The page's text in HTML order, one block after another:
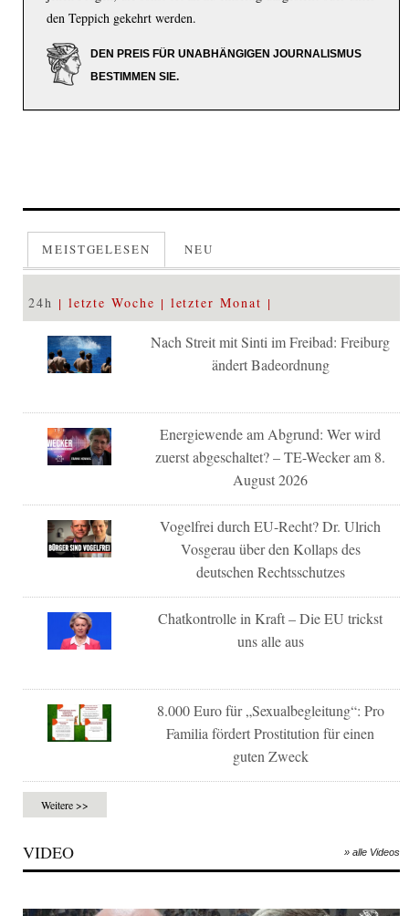
den Teppich gekehrt werden.
DEN PREIS FÜR UNABHÄNGIGEN JOURNALISMUS
BESTIMMEN SIE.
MEISTGELESEN NEU
24h letzte Woche letzter Monat
Nach Streit mit Sinti im Freibad: Freiburg
ändert Badeordnung
Energiewende am Abgrund: Wer wird
zuerst abgeschaltet? – TE-Wecker am 8.
August 2026
Vogelfrei durch EU-Recht? Dr. Ulrich
Vosgerau über den Kollaps des
deutschen Rechtsschutzes
Chatkontrolle in Kraft – Die EU trickst
uns alle aus
8.000 Euro für „Sexualbegleitung“: Pro
Familia fördert Prostitution für einen
guten Zweck
Weitere >>
VIDEO » alle Videos